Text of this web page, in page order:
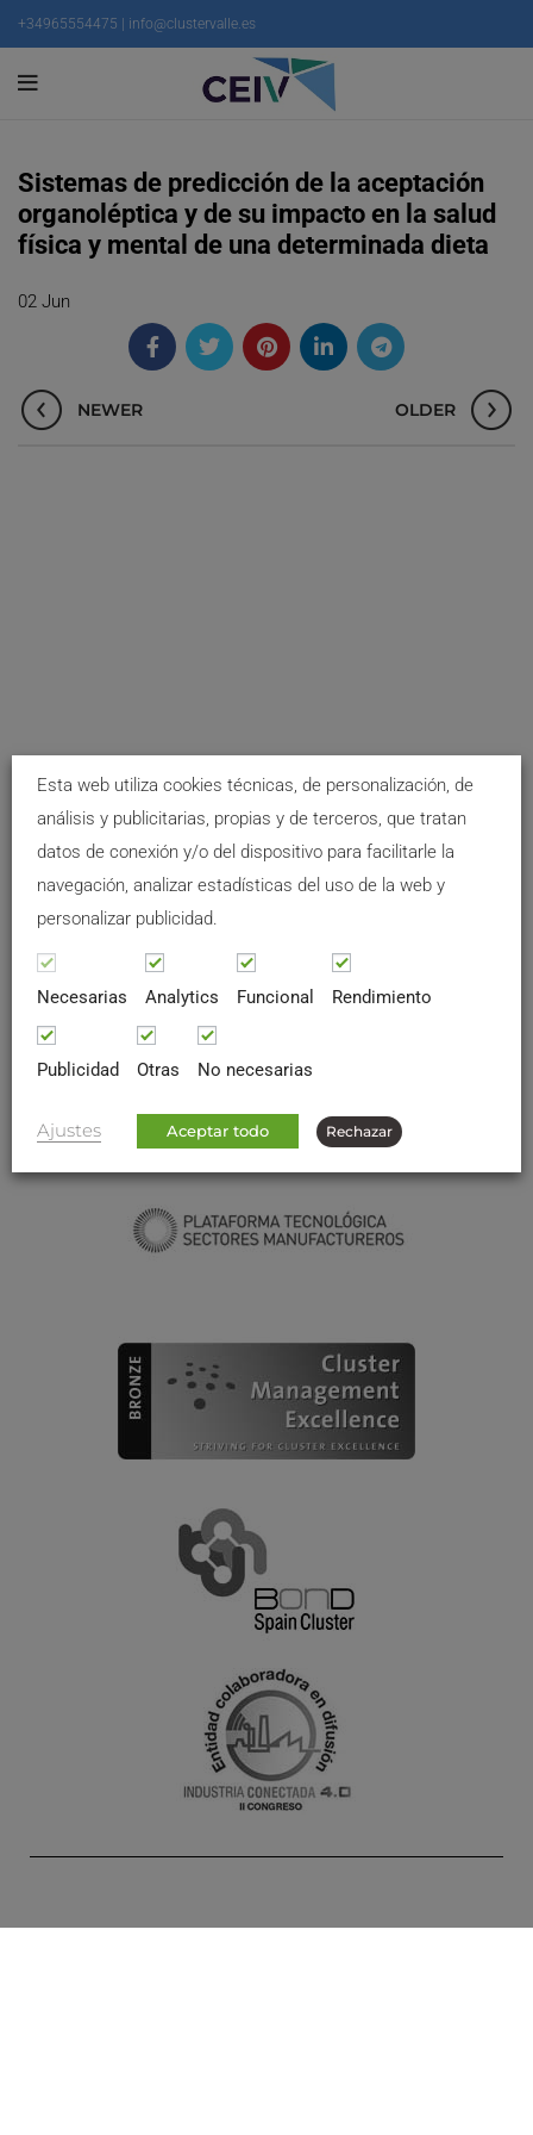
+34965554475 | info@clustervalle.es
Sistemas de predicción de la aceptación
organoléptica y de su impacto en la salud
física y mental de una determinada dieta
02 Jun
NEWER OLDER
Esta web utiliza cookies técnicas, de personalización, de
análisis y publicitarias, propias y de terceros, que tratan
datos de conexión y/o del dispositivo para facilitarle la
navegación, analizar estadísticas del uso de la web y
personalizar publicidad.
Necesarias Analytics Funcional Rendimiento
Publicidad Otras No necesarias
Ajustes Aceptar todo Rechazar